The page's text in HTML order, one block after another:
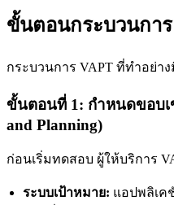
ขั้นตอนกระบวนการ
กระบวนการ VAPT ที่ทำอย่า
ขั้นตอนที่ 1: กำหนดขอบเ
and Planning)
ก่อนเริ่มทดสอบ ผู้ให้บริการ
ระบบเป้าหมาย: แอปพลิเค